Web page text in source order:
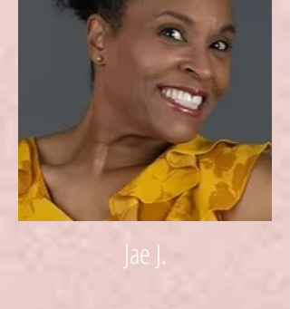
Jae J.